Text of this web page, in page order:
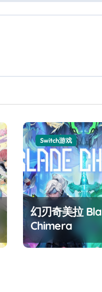
Switch游戏
幻刃奇美拉
Chimera